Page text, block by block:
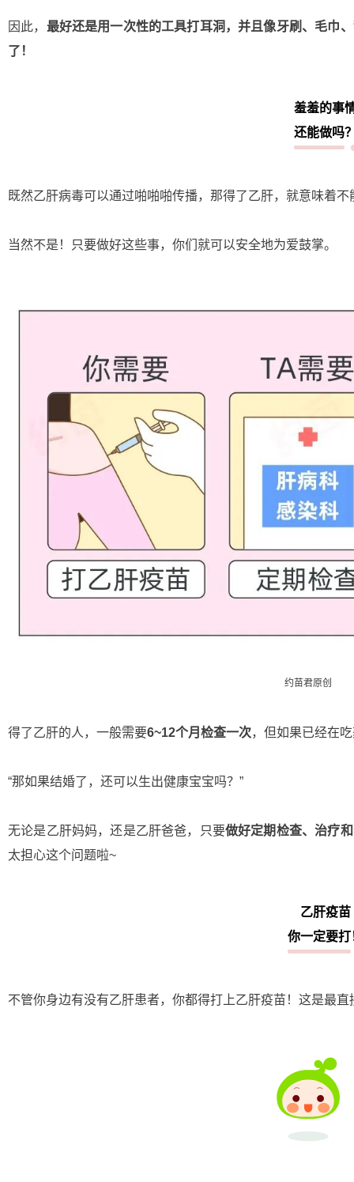
因此， 最好还是用一次性的工具打耳洞，并且像牙刷、毛巾
了！
羞羞的事
还能做吗
既然乙肝病毒可以通过啪啪啪传播，那得了乙肝，就意味着不
当然不是！只要做好这些事，你们就可以安全地为爱鼓掌。
约苗君原创
得了乙肝的人，一般需要6~12个月检查一次，但如果已经在
“那如果结婚了，还可以生出健康宝宝吗？”
无论是乙肝妈妈，还是乙肝爸爸，只要做好定期检查、治疗
太担心这个问题啦~
乙肝疫苗
你一定要打
不管你身边有没有乙肝患者，你都得打上乙肝疫苗！这是最